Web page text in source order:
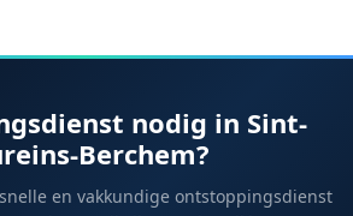
nodig in Sint-
Berchem?
en vakkundige ontstoppingsdienst